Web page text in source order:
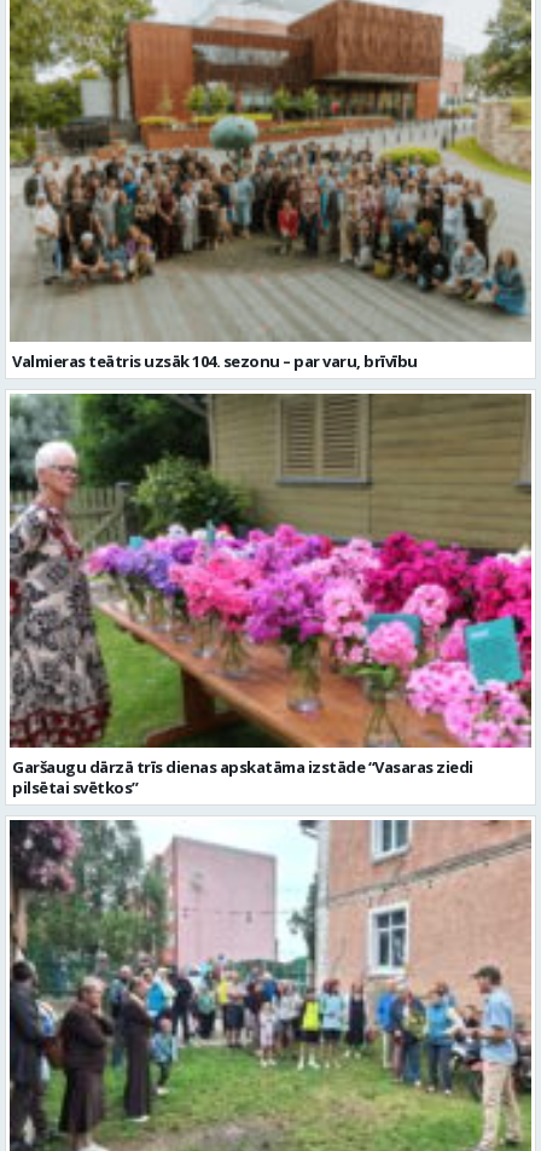
Valmieras teātris uzsāk 104. sezonu – par varu, brīvību
Garšaugu dārzā trīs dienas apskatāma izstāde “Vasaras ziedi
pilsētai svētkos”